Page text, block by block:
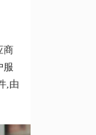
商
服
,由